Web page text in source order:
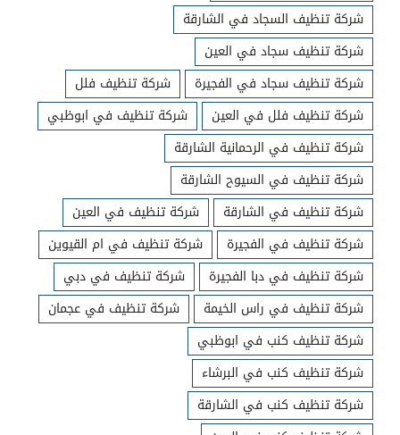
شركة تنظيف السجاد في الشارقة
شركة تنظيف سجاد في العين
شركة تنظيف سجاد في الفجيرة
شركة تنظيف فلل
شركة تنظيف فلل في العين
شركة تنظيف في ابوظبي
شركة تنظيف في الرحمانية الشارقة
شركة تنظيف في السيوح الشارقة
شركة تنظيف في الشارقة
شركة تنظيف في العين
شركة تنظيف في الفجيرة
شركة تنظيف في ام القيوين
شركة تنظيف في دبا الفجيرة
شركة تنظيف في دبي
شركة تنظيف في راس الخيمة
شركة تنظيف في عجمان
شركة تنظيف كنب في ابوظبي
شركة تنظيف كنب في البرشاء
شركة تنظيف كنب في الشارقة